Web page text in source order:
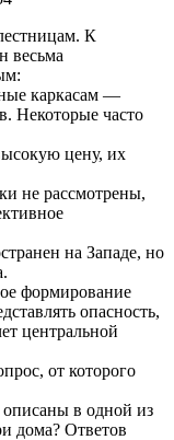
К
весьма
каркасам —
Некоторые часто
цену, их
не рассмотрены,
на Западе, но
формирование
опасность,
центральной
от которого
в одной из
дома? Ответов